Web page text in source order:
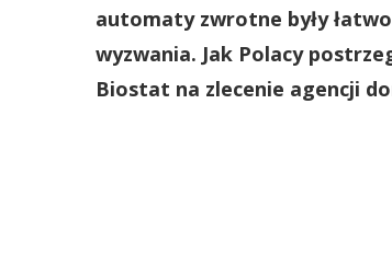
automaty zwrotne były
wyzwania. Jak Polacy
Biostat na zlecenie agencji